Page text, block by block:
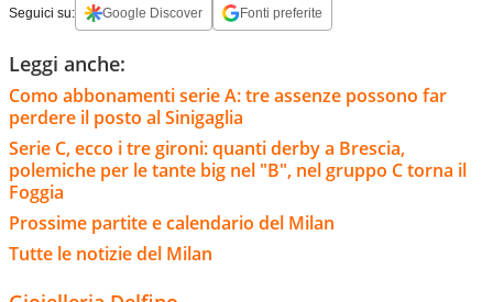
Seguici su: Google Discover Fonti preferite
Leggi anche:
Como abbonamenti serie A: tre assenze possono far
perdere il posto al Sinigaglia
Serie C, ecco i tre gironi: quanti derby a Brescia,
polemiche per le tante big nel "B", nel gruppo C torna il
Foggia
Prossime partite e calendario del Milan
Tutte le notizie del Milan